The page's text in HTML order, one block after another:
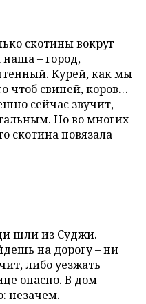
скотины вокруг
– город,
Курей, как мы
чтоб свиней, коров…
сейчас звучит,
Но во многих
скотина повязала
шли из Суджи.
на дорогу – ни
либо уезжать
опасно. В дом
незачем.